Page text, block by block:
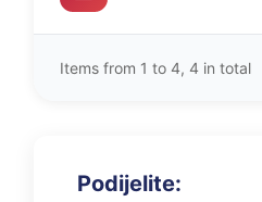
Items from 1 to 4, 4 in total
Podijelite: